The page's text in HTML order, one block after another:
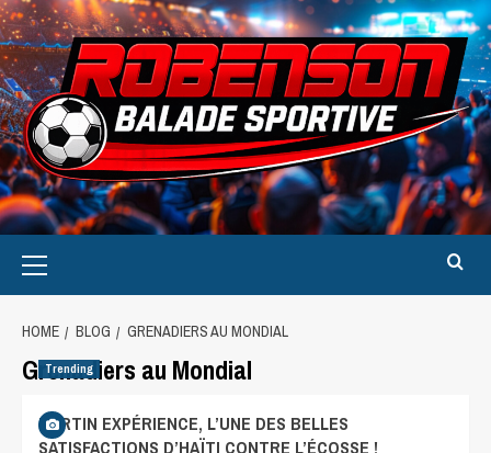
HOME BLOG GRENADIERS AU MONDIAL
Grenadiers au Mondial
Trending
MARTIN EXPÉRIENCE, L’UNE DES BELLES
SATISFACTIONS D’HAÏTI CONTRE L’ÉCOSSE !